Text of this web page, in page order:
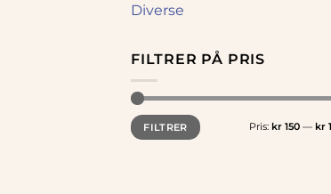
Diverse
FILTRER PÅ PRIS
Min.
pris
Makspris
FILTRER Pris: kr 150 — kr